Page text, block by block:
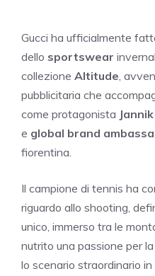
Gucci ha ufficialmente
dello sportswear
collezione Altitude,
pubblicitaria che
come protagonista
e global brand
fiorentina.
Il campione di tennis ha
riguardo allo shooting,
unico, immerso tra le
nutrito una passione per
lo scenario straordinario